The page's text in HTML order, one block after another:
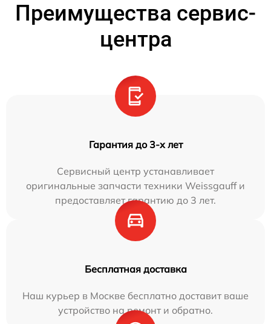
Преимущества сервис-
центра
Гарантия до 3-х лет
Сервисный центр устанавливает
оригинальные запчасти техники Weissgauff и
предоставляет гарантию до 3 лет.
Бесплатная доставка
Наш курьер в Москве бесплатно доставит ваше
устройство на ремонт и обратно.